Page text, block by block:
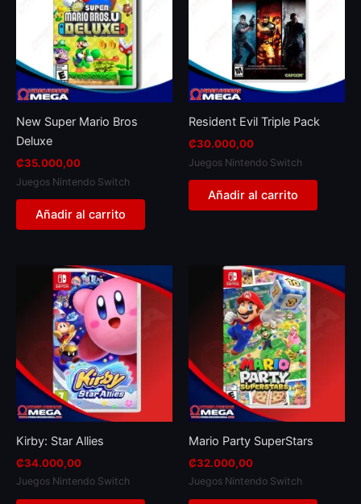
New Super Mario Bros
Deluxe
₡35.000,00
Juegos Nintendo Switch
Añadir al carrito
Resident Evil Triple Pack
₡30.000,00
Juegos Nintendo Switch
Añadir al carrito
Kirby: Star Allies
₡34.000,00
Juegos Nintendo Switch
Mario Party SuperStars
₡32.000,00
Juegos Nintendo Switch